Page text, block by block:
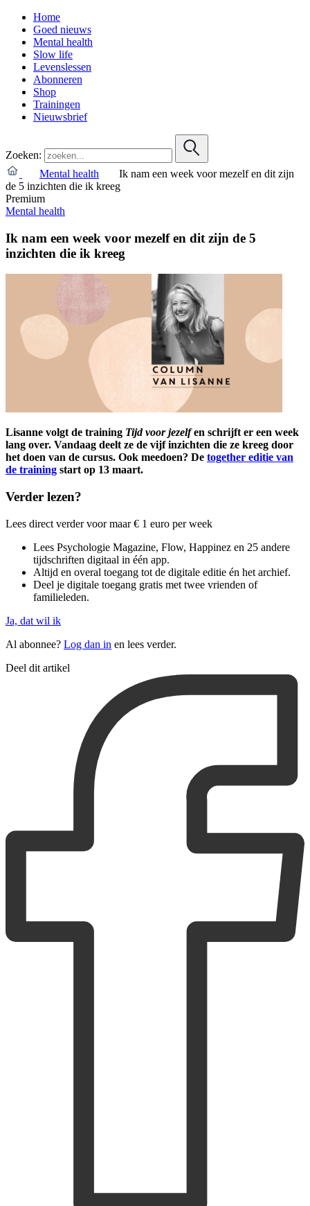
Home
Goed nieuws
Mental health
Slow life
Levenslessen
Abonneren
Shop
Trainingen
Nieuwsbrief
Zoeken:
Mental health
Ik nam een week voor mezelf en dit zijn
de 5 inzichten die ik kreeg
Premium
Mental health
Ik nam een week voor mezelf en dit zijn de 5
inzichten die ik kreeg
Lisanne volgt de training Tijd voor jezelfen schrijft er een week
lang over. Vandaag deelt ze de vijf inzichten die ze kreeg door
het doen van de cursus. Ook meedoen? De together editie van
de training start op 13 maart.
Verder lezen?
Lees direct verder voor maar € 1 euro per week
Lees Psychologie Magazine, Flow, Happinez en 25 andere
tijdschriften digitaal in één app.
Altijd en overal toegang tot de digitale editie én het archief.
Deel je digitale toegang gratis met twee vrienden of
familieleden.
Ja, dat wil ik
Al abonnee? Log dan in en lees verder.
Deel dit artikel